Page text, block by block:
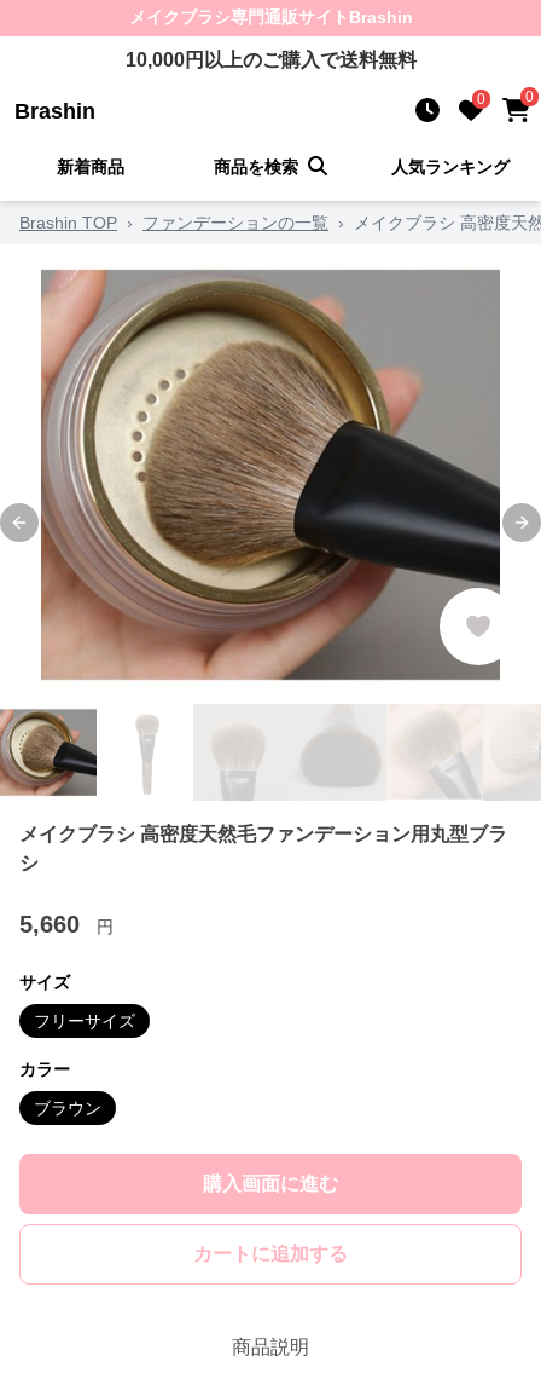
メイクブラシ専門通販サイト Brashin
10,000円以上のご購入で送料無料
Brashin 0 0
新着商品 商品を検索 人気ランキング
Brashin TOP › ファンデーションの一覧 › メイクブラシ 高密度天
Previous slide
メイクブラシ 高密度天然毛ファンデーション用丸型ブラ
シ
5,660 円
サイズ
フリーサイズ
カラー
ブラウン
購入画面に進む
カートに追加する
商品説明